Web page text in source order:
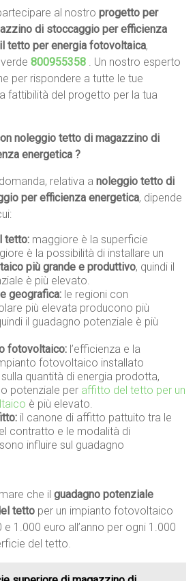
al nostroprogetto per
di stoccaggio per efficienza
tetto per energia fotovoltaica,
verde800955358 . Un nostro esperto
per rispondere a tutte le tue
fattibilità del progetto per la tua
noleggio tetto di magazzino di
energetica ?
relativa anoleggio tetto di
per efficienza energetica, dipende
tetto: maggiore è la superficie
è la possibilità di installare un
più grande e produttivo, quindi il
è più elevato.
geografica: le regioni con
più elevata producono più
il guadagno potenziale è più
fotovoltaico: l’efficienza e la
fotovoltaico installato
quantità di energia prodotta,
potenziale per affitto del tetto per un
è più elevato.
il canone di affitto pattuito tra le
contratto e le modalità di
influire sul guadagno
che ilguadagno potenziale
tetto per un impianto fotovoltaico
1.000 euro all’anno per ogni 1.000
del tetto.